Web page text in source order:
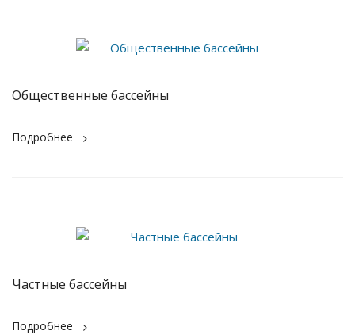
Общественные бассейны
Подробнее
Частные бассейны
Подробнее